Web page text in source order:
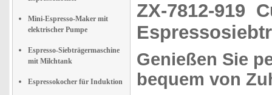
Mini-Espresso-Maker mit
elektrischer Pumpe
Espresso-Siebträgermaschine
mit Milchtank
Espressokocher für Induktion
ZX-7812-919
Genießen Sie
bequem von